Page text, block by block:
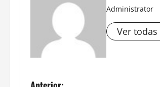
Administrator
Ver